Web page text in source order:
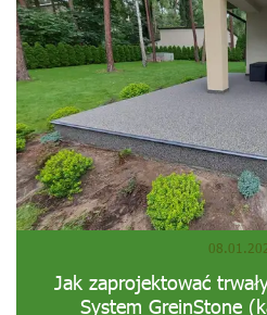
Jak zaprojektować
System GreinStone